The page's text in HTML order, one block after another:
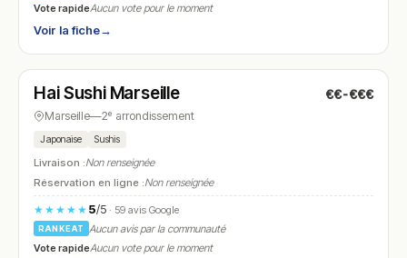
Vote rapideAucun vote pour le moment
Voir la fiche→
N° 27
Hai Sushi Marseille €€-€€€
Marseille—2ᵉ arrondissement
Japonaise Sushis
Livraison :Non renseignée
Réservation en ligne :Non renseignée
★★★★★ 5/5· 59 avis Google
RANKEAT
Aucun avis par la communauté
Vote rapideAucun vote pour le moment